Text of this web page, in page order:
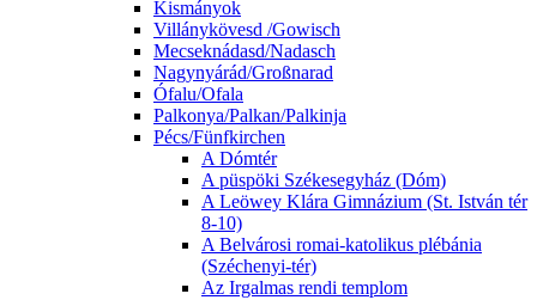
Kismányok
Villánykövesd /Gowisch
Mecseknádasd/Nadasch
Nagynyárád/Großnarad
Ófalu/Ofala
Palkonya/Palkan/Palkinja
Pécs/Fünfkirchen
A Dómtér
A püspöki Székesegyház (Dóm)
A Leöwey Klára Gimnázium (St. István tér
8-10)
A Belvárosi romai-katolikus plébánia
(Széchenyi-tér)
Az Irgalmas rendi templom